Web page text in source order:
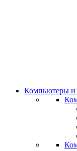
Компьютеры